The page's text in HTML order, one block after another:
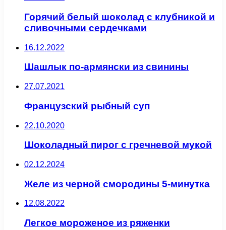
Горячий белый шоколад с клубникой и
сливочными сердечками
16.12.2022
Шашлык по-армянски из свинины
27.07.2021
Французский рыбный суп
22.10.2020
Шоколадный пирог с гречневой мукой
02.12.2024
Желе из черной смородины 5-минутка
12.08.2022
Легкое мороженое из ряженки